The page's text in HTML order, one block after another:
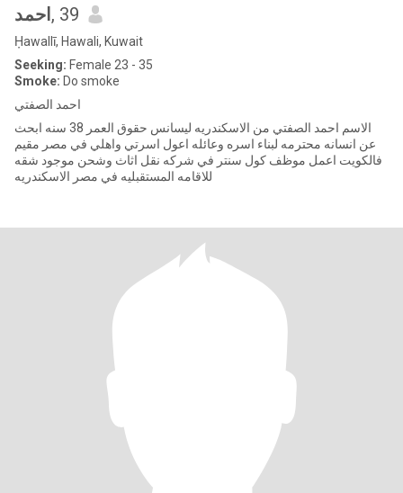
احمد , 39
Ḥawallī, Hawali, Kuwait
Seeking: Female 23 - 35
Smoke: Do smoke
احمد الصفتي
الاسم احمد الصفتي من الاسكندريه ليسانس حقوق العمر 38 سنه ابحث
عن انسانه محترمه لبناء اسره وعائله اعول اسرتي واهلي في مصر مقيم
فالكويت اعمل موظف كول سنتر في شركه نقل اثاث وشحن موجود شقه
للاقامه المستقبليه في مصر الاسكندريه